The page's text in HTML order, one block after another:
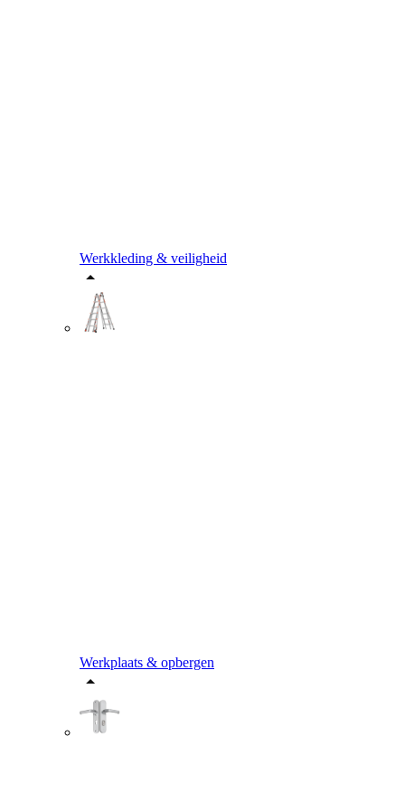
Werkkleding & veiligheid
Werkplaats & opbergen